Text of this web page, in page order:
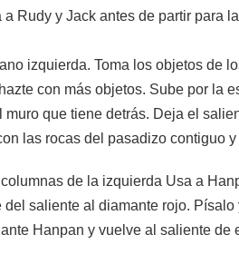
Rudy y Jack antes de partir para
izquierda. Toma los objetos de
con más objetos. Sube por la
que tiene detrás. Deja el
las rocas del pasadizo contiguo
de la izquierda Usa a
saliente al diamante rojo.
Hanpan y vuelve al saliente de